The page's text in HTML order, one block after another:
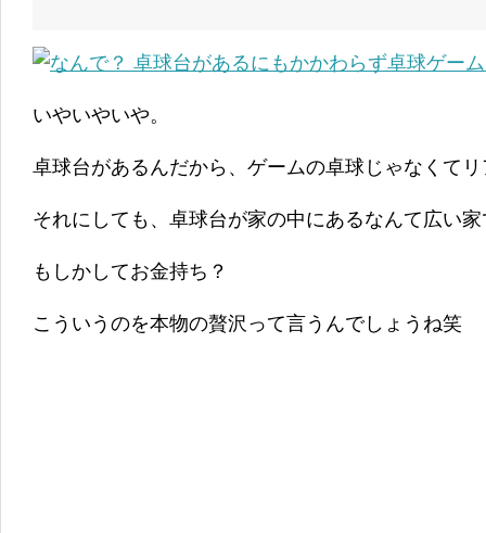
いやいやいや。
卓球台があるんだから、ゲームの卓球じゃなくて
それにしても、卓球台が家の中にあるなんて広い
もしかしてお金持ち？
こういうのを本物の贅沢って言うんでしょうね笑